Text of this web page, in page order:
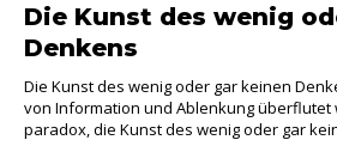
Die Kunst des wenig
Denkens
Die Kunst des wenig oder gar keinen
von Information und Ablenkung überflutet
paradox, die Kunst des wenig oder gar